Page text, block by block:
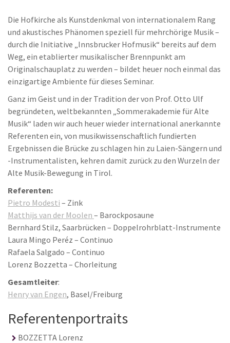
Die Hofkirche als Kunstdenkmal von internationalem Rang
und akustisches Phänomen speziell für mehrchörige Musik –
durch die Initiative „Innsbrucker Hofmusik“ bereits auf dem
Weg, ein etablierter musikalischer Brennpunkt am
Originalschauplatz zu werden – bildet heuer noch einmal das
einzigartige Ambiente für dieses Seminar.
Ganz im Geist und in der Tradition der von Prof. Otto Ulf
begründeten, weltbekannten „Sommerakademie für Alte
Musik“ laden wir auch heuer wieder international anerkannte
Referenten ein, von musikwissenschaftlich fundierten
Ergebnissen die Brücke zu schlagen hin zu Laien-Sängern und
-Instrumentalisten, kehren damit zurück zu den Wurzeln der
Alte Musik-Bewegung in Tirol.
Referenten:
Pietro Modesti – Zink
Matthijs van der Moolen – Barockposaune
Bernhard Stilz, Saarbrücken – Doppelrohrblatt-Instrumente
Laura Mingo Peréz – Continuo
Rafaela Salgado – Continuo
Lorenz Bozzetta – Chorleitung
Gesamtleiter:
Henry van Engen, Basel/Freiburg
Referentenportraits
BOZZETTA Lorenz